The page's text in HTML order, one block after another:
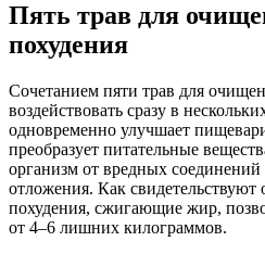
Пять трав для
похудения
Сочетанием пяти трав для
воздействовать сразу в
одновременно улучшает
преобразует питательные
организм от вредных
отложения. Как свидетельствуют
похудения, сжигающие жир,
от 4–6 лишних килограммов.